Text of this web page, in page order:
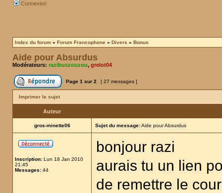
Connexion
Index du forum » Forum Francophone » Divers » Bonus
Aide pour Absurdus
Modérateurs: razibuszouzou, grelot04
Page 1 sur 2 [ 27 messages ]
Imprimer le sujet
Auteur
gros-minette06 Sujet du message:Aide pour Absurdus
Inscription: Lun 18 Jan 2010
21:45
Messages: 44
bonjour razi
aurais tu un lien
de remettre le